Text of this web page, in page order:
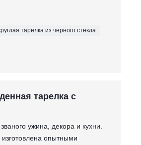
тарелка из черного стекла
тарелка с
ужина, декора и кухни.
изготовлена ​​опытными